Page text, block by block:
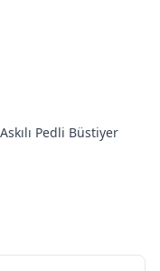
Pedli Büstiyer